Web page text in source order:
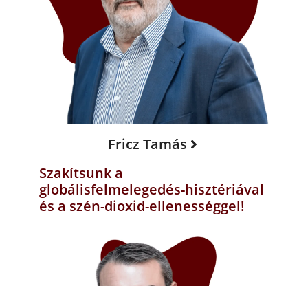
Fricz Tamás
Szakítsunk a
globálisfelmelegedés-hisztériával
és a szén-dioxid-ellenességgel!